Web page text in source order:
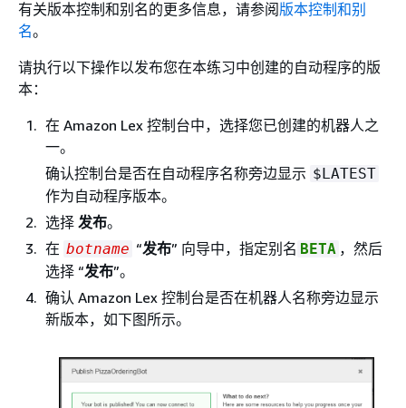
有关版本控制和别名的更多信息，请参阅版本控制和别
名。
请执行以下操作以发布您在本练习中创建的自动程序的版
本：
在 Amazon Lex 控制台中，选择您已创建的机器人之
一。
确认控制台是否在自动程序名称旁边显示 $LATEST
作为自动程序版本。
选择 发布。
在 botname “发布” 向导中，指定别名 BETA ，然后
选择 “发布”。
确认 Amazon Lex 控制台是否在机器人名称旁边显示
新版本，如下图所示。